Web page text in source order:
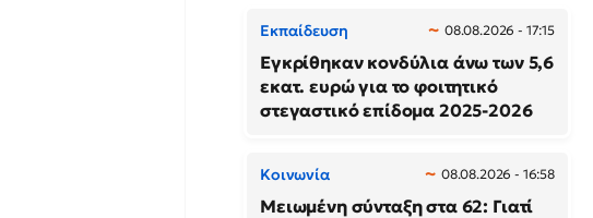
Εκπαίδευση 08.08.2026 - 17:15
Εγκρίθηκαν κονδύλια άνω των 5,6
εκατ. ευρώ για το φοιτητικό
στεγαστικό επίδομα 2025-2026
Κοινωνία 08.08.2026 - 16:58
Μειωμένη σύνταξη στα 62: Γιατί